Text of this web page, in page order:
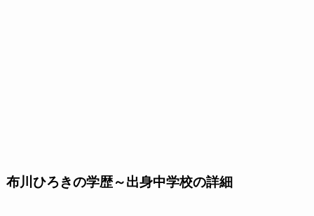
布川ひろきの学歴～出身中学校の詳細